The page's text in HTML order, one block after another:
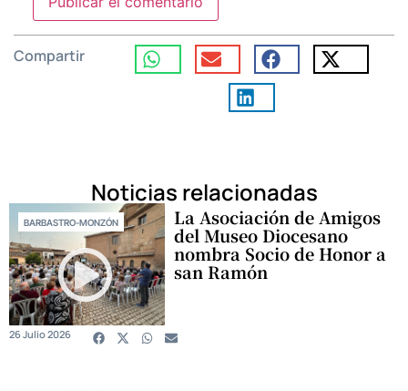
Compartir
Noticias relacionadas
BARBASTRO-MONZÓN La Asociación de Amigos
del Museo Diocesano
nombra Socio de Honor a
san Ramón
26 Julio 2026